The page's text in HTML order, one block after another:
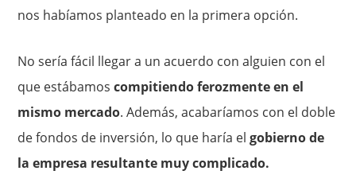
nos habíamos planteado en la primera opción.
No sería fácil llegar a un acuerdo con alguien con el
que estábamoscompitiendo ferozmente en el
mismo mercado. Además, acabaríamos con el doble
de fondos de inversión, lo que haría elgobierno de
la empresa resultante muy complicado.